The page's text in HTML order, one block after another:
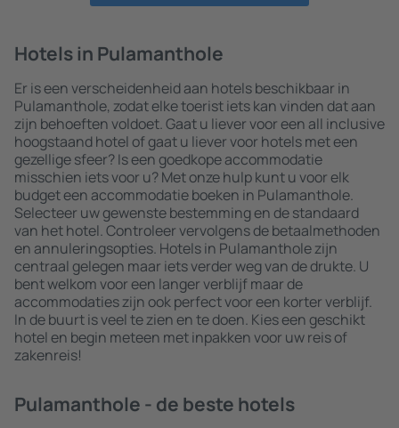
Hotels in Pulamanthole
Er is een verscheidenheid aan hotels beschikbaar in
Pulamanthole, zodat elke toerist iets kan vinden dat aan
zijn behoeften voldoet. Gaat u liever voor een all inclusive
hoogstaand hotel of gaat u liever voor hotels met een
gezellige sfeer? Is een goedkope accommodatie
misschien iets voor u? Met onze hulp kunt u voor elk
budget een accommodatie boeken in Pulamanthole.
Selecteer uw gewenste bestemming en de standaard
van het hotel. Controleer vervolgens de betaalmethoden
en annuleringsopties. Hotels in Pulamanthole zijn
centraal gelegen maar iets verder weg van de drukte. U
bent welkom voor een langer verblijf maar de
accommodaties zijn ook perfect voor een korter verblijf.
In de buurt is veel te zien en te doen. Kies een geschikt
hotel en begin meteen met inpakken voor uw reis of
zakenreis!
Pulamanthole - de beste hotels